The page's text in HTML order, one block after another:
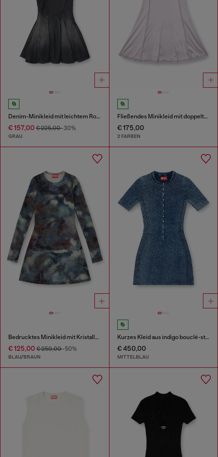
Denim-Minikleid mit leichtem Rock
€ 157,00 € 225,00-30%
GRAU
Fließendes Minikleid mit doppelten Trägern
€ 175,00
2 FARBEN
Bedrucktes Minikleid mit Kristalldetails
€ 125,00 € 250,00-50%
BLAU/BRAUN
Kurzes Kleid aus indigo bouclé-strick
€ 450,00
MITTELBLAU